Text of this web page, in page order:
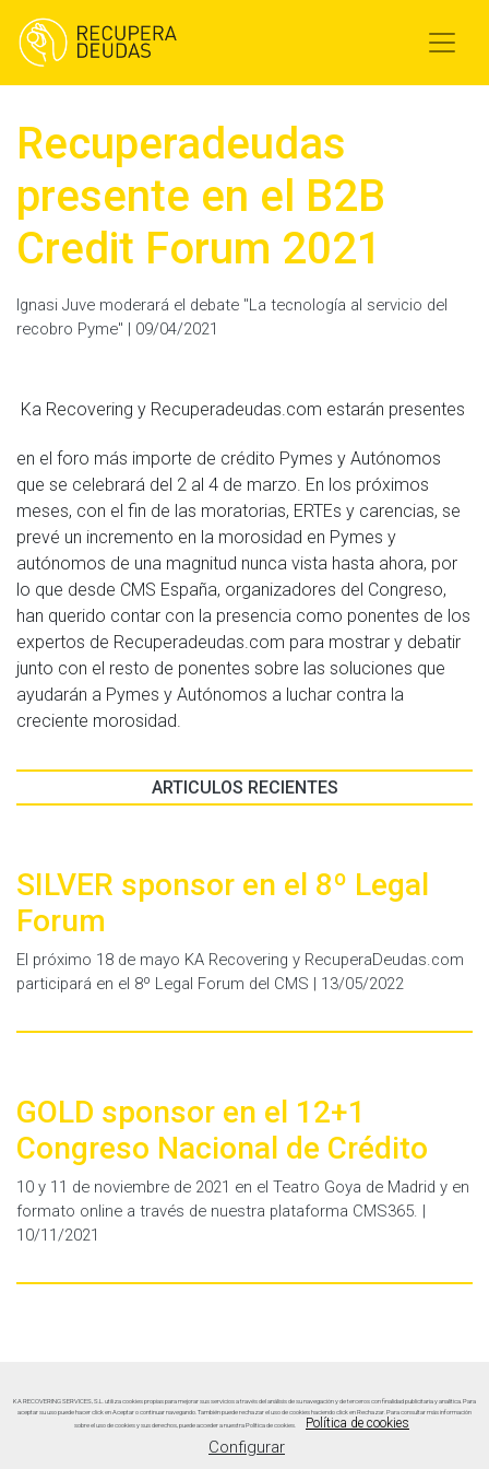
Recuperadeudas
presente en el B2B
Credit Forum 2021
Ignasi Juve moderará el debate "La tecnología al servicio del
recobro Pyme" | 09/04/2021
Ka Recovering y Recuperadeudas.com estarán presentes
en el foro más importe de crédito Pymes y Autónomos
que se celebrará del 2 al 4 de marzo. En los próximos
meses, con el fin de las moratorias, ERTEs y carencias, se
prevé un incremento en la morosidad en Pymes y
autónomos de una magnitud nunca vista hasta ahora, por
lo que desde CMS España, organizadores del Congreso,
han querido contar con la presencia como ponentes de los
expertos de Recuperadeudas.com para mostrar y debatir
junto con el resto de ponentes sobre las soluciones que
ayudarán a Pymes y Autónomos a luchar contra la
creciente morosidad.
ARTICULOS RECIENTES
SILVER sponsor en el 8º Legal
Forum
El próximo 18 de mayo KA Recovering y RecuperaDeudas.com
participará en el 8º Legal Forum del CMS | 13/05/2022
GOLD sponsor en el 12+1
Congreso Nacional de Crédito
10 y 11 de noviembre de 2021 en el Teatro Goya de Madrid y en
formato online a través de nuestra plataforma CMS365. |
10/11/2021
KA RECOVERING SERVICES, S.L. utiliza cookies propias para mejorar sus servicios a través del análisis de su navegación y de terceros con finalidad publicitaria y analítica. Para
aceptar su uso puede hacer click en Aceptar o continuar navegando. También puede rechazar el uso de cookies haciendo click en Rechazar. Para consultar más información
sobre el uso de cookies y sus derechos, puede acceder a nuestra Política de cookies.
Política de cookies
Configurar